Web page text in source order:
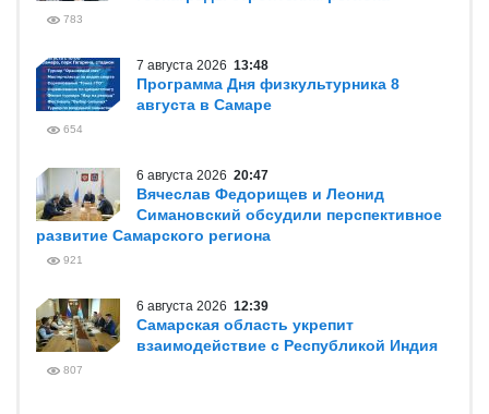
783
7 августа 2026 13:48
Программа Дня физкультурника 8
августа в Самаре
654
6 августа 2026 20:47
Вячеслав Федорищев и Леонид
Симановский обсудили перспективное
развитие Самарского региона
921
6 августа 2026 12:39
Самарская область укрепит
взаимодействие с Республикой Индия
807